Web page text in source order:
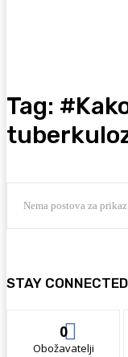
Tag:
Nema postova za prikaz
STAY CONNECTED
0
Obožavatelji